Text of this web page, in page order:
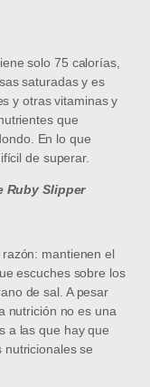
solo 75 calorías,
saturadas y es
y otras vitaminas y
que
En lo que
de superar.
Ruby Slipper
mantienen el
escuches sobre los
de sal. A pesar
nutrición no es una
a las que hay que
nutricionales se